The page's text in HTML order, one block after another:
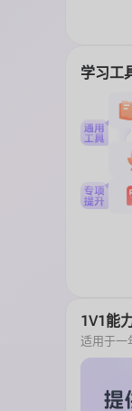
学习工
1V1能
适用于一